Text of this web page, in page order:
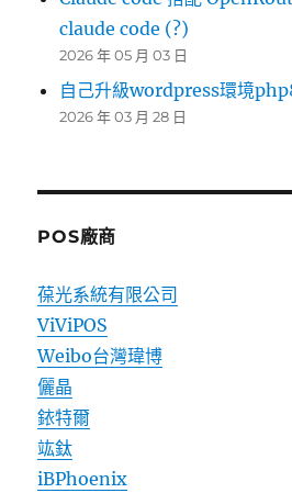
claude code (?)
2026 年 05 月 03 日
自己升級wordpress環境
2026 年 03 月 28 日
POS廠商
葆光系統有限公司
ViViPOS
Weibo台灣瑋博
儷晶
銥特爾
竑鈦
iBPhoenix